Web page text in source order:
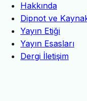
Hakkında
Dipnot ve
Yayın Etiği
Yayın Esasları
Dergi İletişim